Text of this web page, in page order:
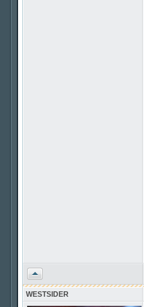
Vrh
WESTSIDER